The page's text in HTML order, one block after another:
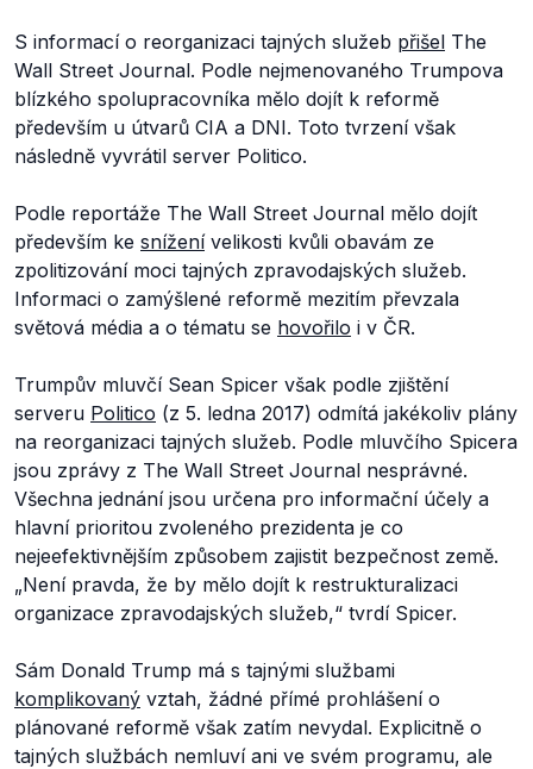
S informací o reorganizaci tajných služeb přišel The
Wall Street Journal. Podle nejmenovaného Trumpova
blízkého spolupracovníka mělo dojít k reformě
především u útvarů CIA a DNI. Toto tvrzení však
následně vyvrátil server Politico.
Podle reportáže The Wall Street Journal mělo dojít
především ke sníženívelikosti kvůli obavám ze
zpolitizování moci tajných zpravodajských služeb.
Informaci o zamýšlené reformě mezitím převzala
světová média a o tématu se hovořilo i v ČR.
Trumpův mluvčí Sean Spicer však podle zjištění
serveru Politico (z 5. ledna 2017) odmítá jakékoliv plány
na reorganizaci tajných služeb. Podle mluvčího Spicera
jsou zprávy z The Wall Street Journal nesprávné.
Všechna jednání jsou určena pro informační účely a
hlavní prioritou zvoleného prezidenta je co
nejeefektivnějším způsobem zajistit bezpečnost země.
„Není pravda, že by mělo dojít k restrukturalizaci
organizace zpravodajských služeb,“ tvrdí Spicer.
Sám Donald Trump má s tajnými službami
komplikovaný vztah, žádné přímé prohlášení o
plánované reformě však zatím nevydal. Explicitně o
tajných službách nemluví ani ve svém programu, ale